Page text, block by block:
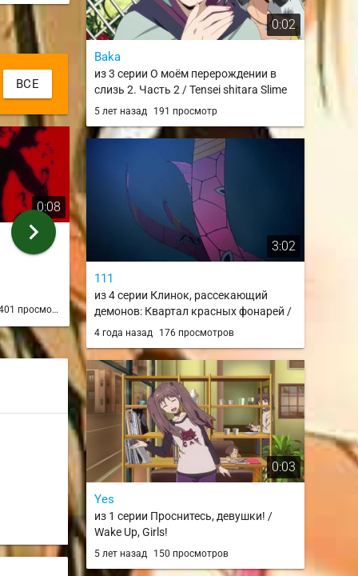
ВСЕ
0:08
просмотр
0:09
Анимация от бога
Apocryfon
7 лет назад 347 просмотров
удобно
из 159 серии
chevron_right
0:02
Baka
из 3 серии О моём перерождении в
слизь 2. Часть 2 / Tensei shitara Slime
Datta Ken 2nd Season Part 2
5 лет назад 191 просмотр
3:02
111
из 4 серии Клинок, рассекающий
демонов: Квартал красных фонарей /
Kimetsu no Yaiba: Yuukaku-hen
4 года назад 176 просмотров
0:03
Yes
из 1 серии Проснитесь, девушки! /
Wake Up, Girls!
5 лет назад 150 просмотров